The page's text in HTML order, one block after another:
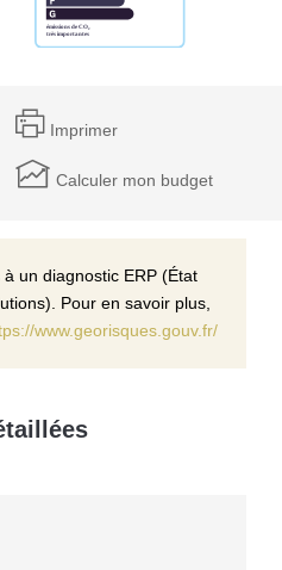
Imprimer
Calculer mon budget
un diagnostic ERP (État
Pour en savoir plus,
www.georisques.gouv.fr/